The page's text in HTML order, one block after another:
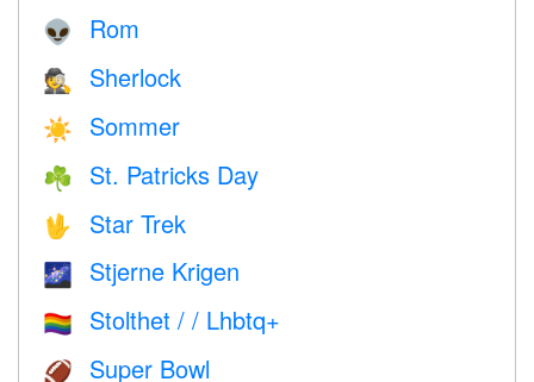
👽 Rom
🕵️ Sherlock
☀️ Sommer
☘️ St. Patricks Day
🖖 Star Trek
🌌 Stjerne Krigen
🏳️‍🌈 Stolthet / / Lhbtq+
🏈 Super Bowl